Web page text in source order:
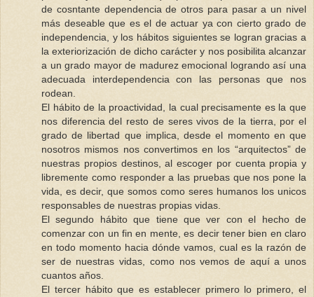
de cosntante dependencia de otros para pasar a un nivel
más deseable que es el de actuar ya con cierto grado de
independencia, y los hábitos siguientes se logran gracias a
la exteriorización de dicho carácter y nos posibilita alcanzar
a un grado mayor de madurez emocional logrando así una
adecuada interdependencia con las personas que nos
rodean.
El hábito de la proactividad, la cual precisamente es la que
nos diferencia del resto de seres vivos de la tierra, por el
grado de libertad que implica, desde el momento en que
nosotros mismos nos convertimos en los “arquitectos” de
nuestras propios destinos, al escoger por cuenta propia y
libremente como responder a las pruebas que nos pone la
vida, es decir, que somos como seres humanos los unicos
responsables de nuestras propias vidas.
El segundo hábito que tiene que ver con el hecho de
comenzar con un fin en mente, es decir tener bien en claro
en todo momento hacia dónde vamos, cual es la razón de
ser de nuestras vidas, como nos vemos de aquí a unos
cuantos años.
El tercer hábito que es establecer primero lo primero, el